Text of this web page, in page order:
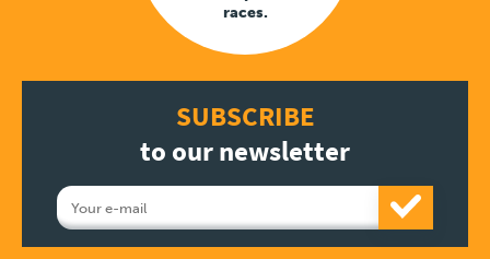
races.
SUBSCRIBE
to our newsletter